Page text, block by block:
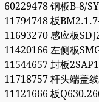
60229478 钢板B-8/
11794748 板
11693270 感应板
11420166 左侧板
11544657 封板
11718757 杆头端盖
11121666 板